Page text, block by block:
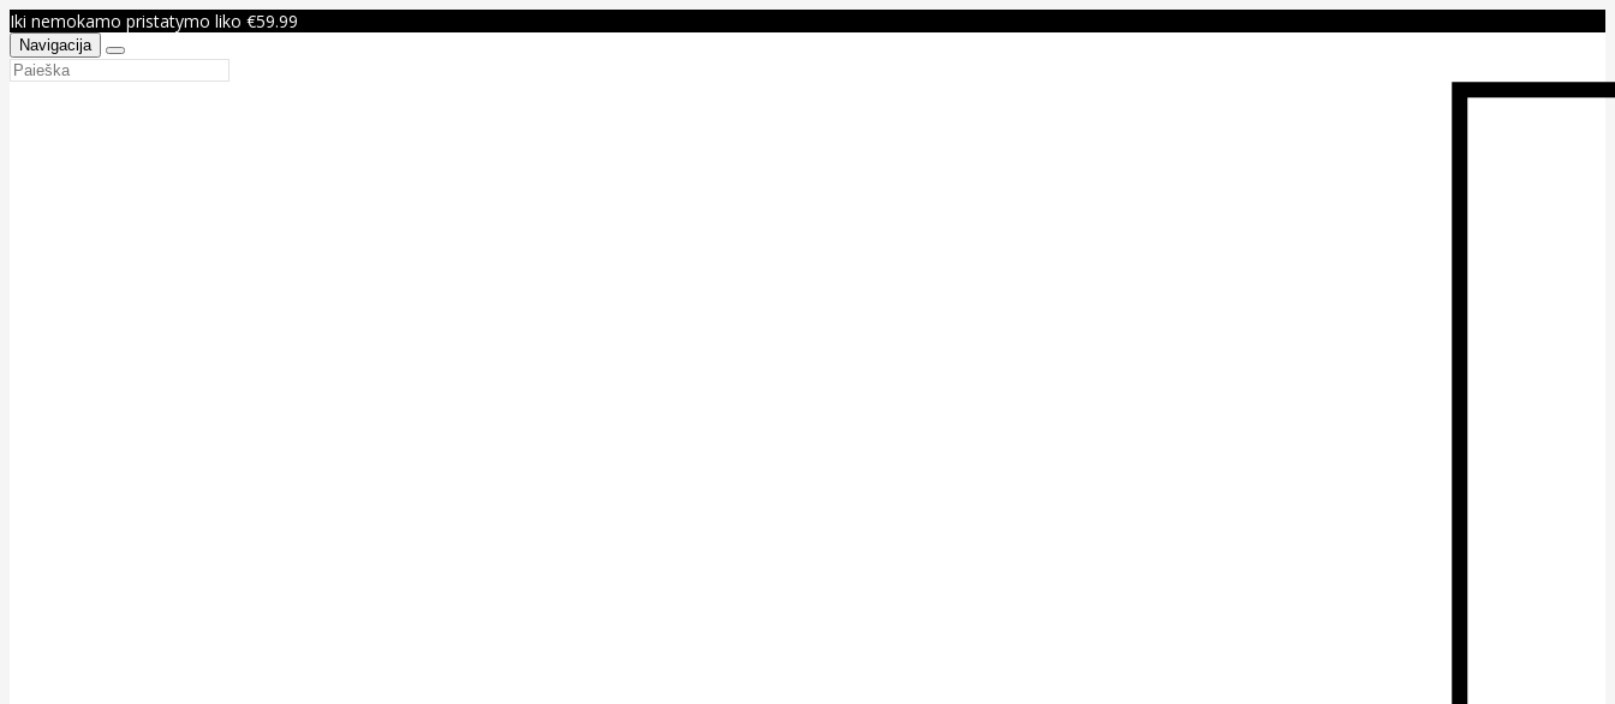
Iki nemokamo pristatymo liko €59.99
Navigacija